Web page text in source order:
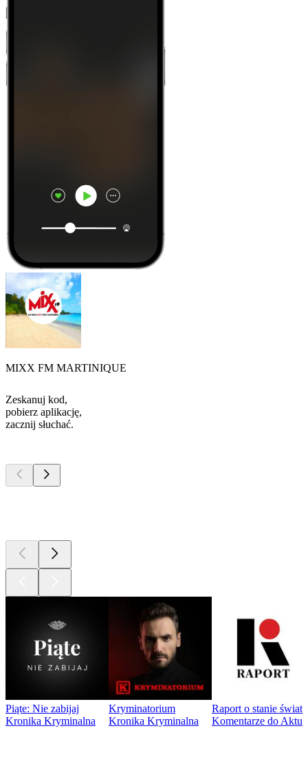
MIXX FM MARTINIQUE
Zeskanuj kod,
pobierz aplikację,
zacznij słuchać.
Piąte: Nie zabijaj
Kronika Kryminalna
Kryminatorium
Kronika Kryminalna
Raport o stanie
Komentarze do